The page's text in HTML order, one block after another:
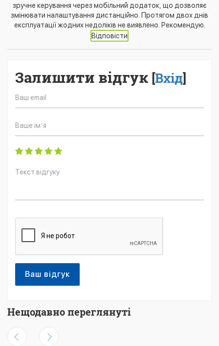
зручне керування через мобільний додаток, що дозволяє
змінювати налаштування дистанційно. Протягом двох днів
експлуатації жодних недоліків не виявлено. Рекомендую.
Відповісти
Залишити відгук [Вхід]
Ваш відгук
Нещодавно переглянуті